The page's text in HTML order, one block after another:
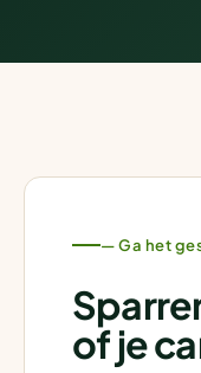
— Ga het
of je